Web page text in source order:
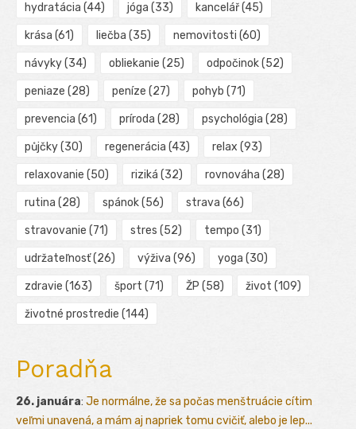
hydratácia (44) jóga (33) kancelář(45)
krása (61) liečba (35) nemovitosti (60)
návyky(34) obliekanie (25) odpočinok(52)
peniaze (28) peníze (27) pohyb (71)
prevencia (61) príroda (28) psychológia (28)
půjčky(30) regenerácia (43) relax (93)
relaxovanie (50) riziká (32) rovnováha (28)
rutina (28) spánok(56) strava (66)
stravovanie (71) stres (52) tempo (31)
udržateľnosť(26) výživa (96) yoga (30)
zdravie (163) šport (71) ŽP (58) život (109)
životné prostredie (144)
Poradňa
26. januára: Je normálne, že sa počas menštruácie cítim
veľmi unavená, a mám aj napriek tomu cvičiť, alebo je lep...